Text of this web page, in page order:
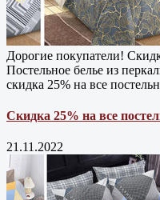
Дорогие покупатели!
Постельное белье из
скидка 25% на все
Скидка 25% на все
21.11.2022